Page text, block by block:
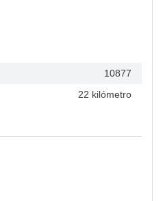
10877
22 kilómetro